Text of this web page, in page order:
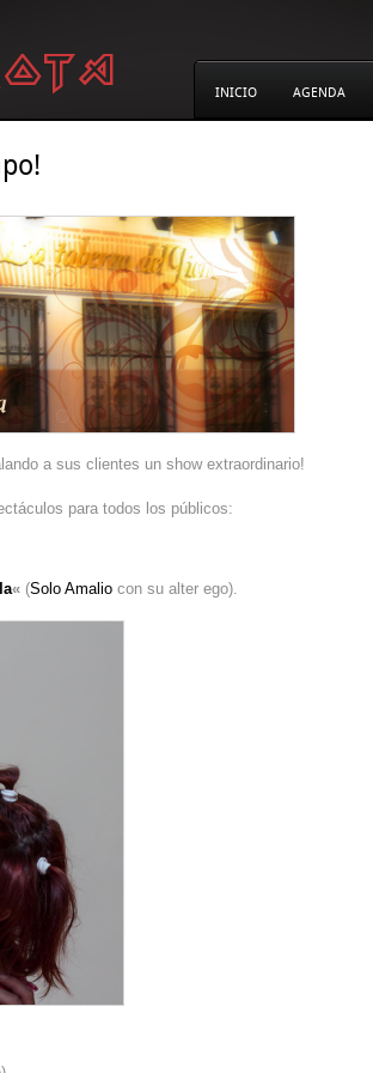
INICIO AGENDA
a sus clientes un show extraordinario!
para todos los públicos:
« (Solo Amalio con su alter ego).